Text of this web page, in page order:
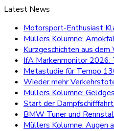
Latest News
Motorsport-Enthusiast
Müllers Kolumne:
Kurzgeschichten aus
IfA Markenmonitor 2026:
Metastudie für Tempo
Wieder mehr
Müllers Kolumne:
Start der
BMW Tuner und
Müllers Kolumne: Augen